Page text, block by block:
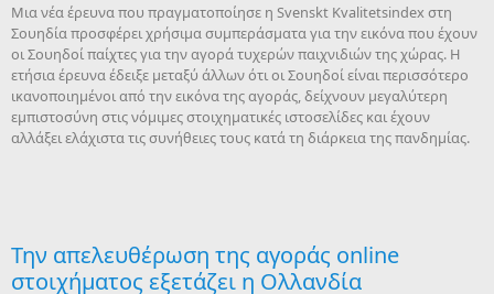
Μια νέα έρευνα που πραγματοποίησε η Svenskt Kvalitetsindex στη
Σουηδία προσφέρει χρήσιμα συμπεράσματα για την εικόνα που έχουν
οι Σουηδοί παίχτες για την αγορά τυχερών παιχνιδιών της χώρας. Η
ετήσια έρευνα έδειξε μεταξύ άλλων ότι οι Σουηδοί είναι περισσότερο
ικανοποιημένοι από την εικόνα της αγοράς, δείχνουν μεγαλύτερη
εμπιστοσύνη στις νόμιμες στοιχηματικές ιστοσελίδες και έχουν
αλλάξει ελάχιστα τις συνήθειες τους κατά τη διάρκεια της πανδημίας.
Την απελευθέρωση της αγοράς online
στοιχήματος εξετάζει η Ολλανδία